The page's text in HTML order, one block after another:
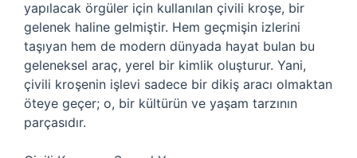
yapılacak örgüler için kullanılan çivili kroşe, bir
gelenek haline gelmiştir. Hem geçmişin izlerini
taşıyan hem de modern dünyada hayat bulan bu
geleneksel araç, yerel bir kimlik oluşturur. Yani,
çivili kroşenin işlevi sadece bir dikiş aracı olmaktan
öteye geçer; o, bir kültürün ve yaşam tarzının
parçasıdır.